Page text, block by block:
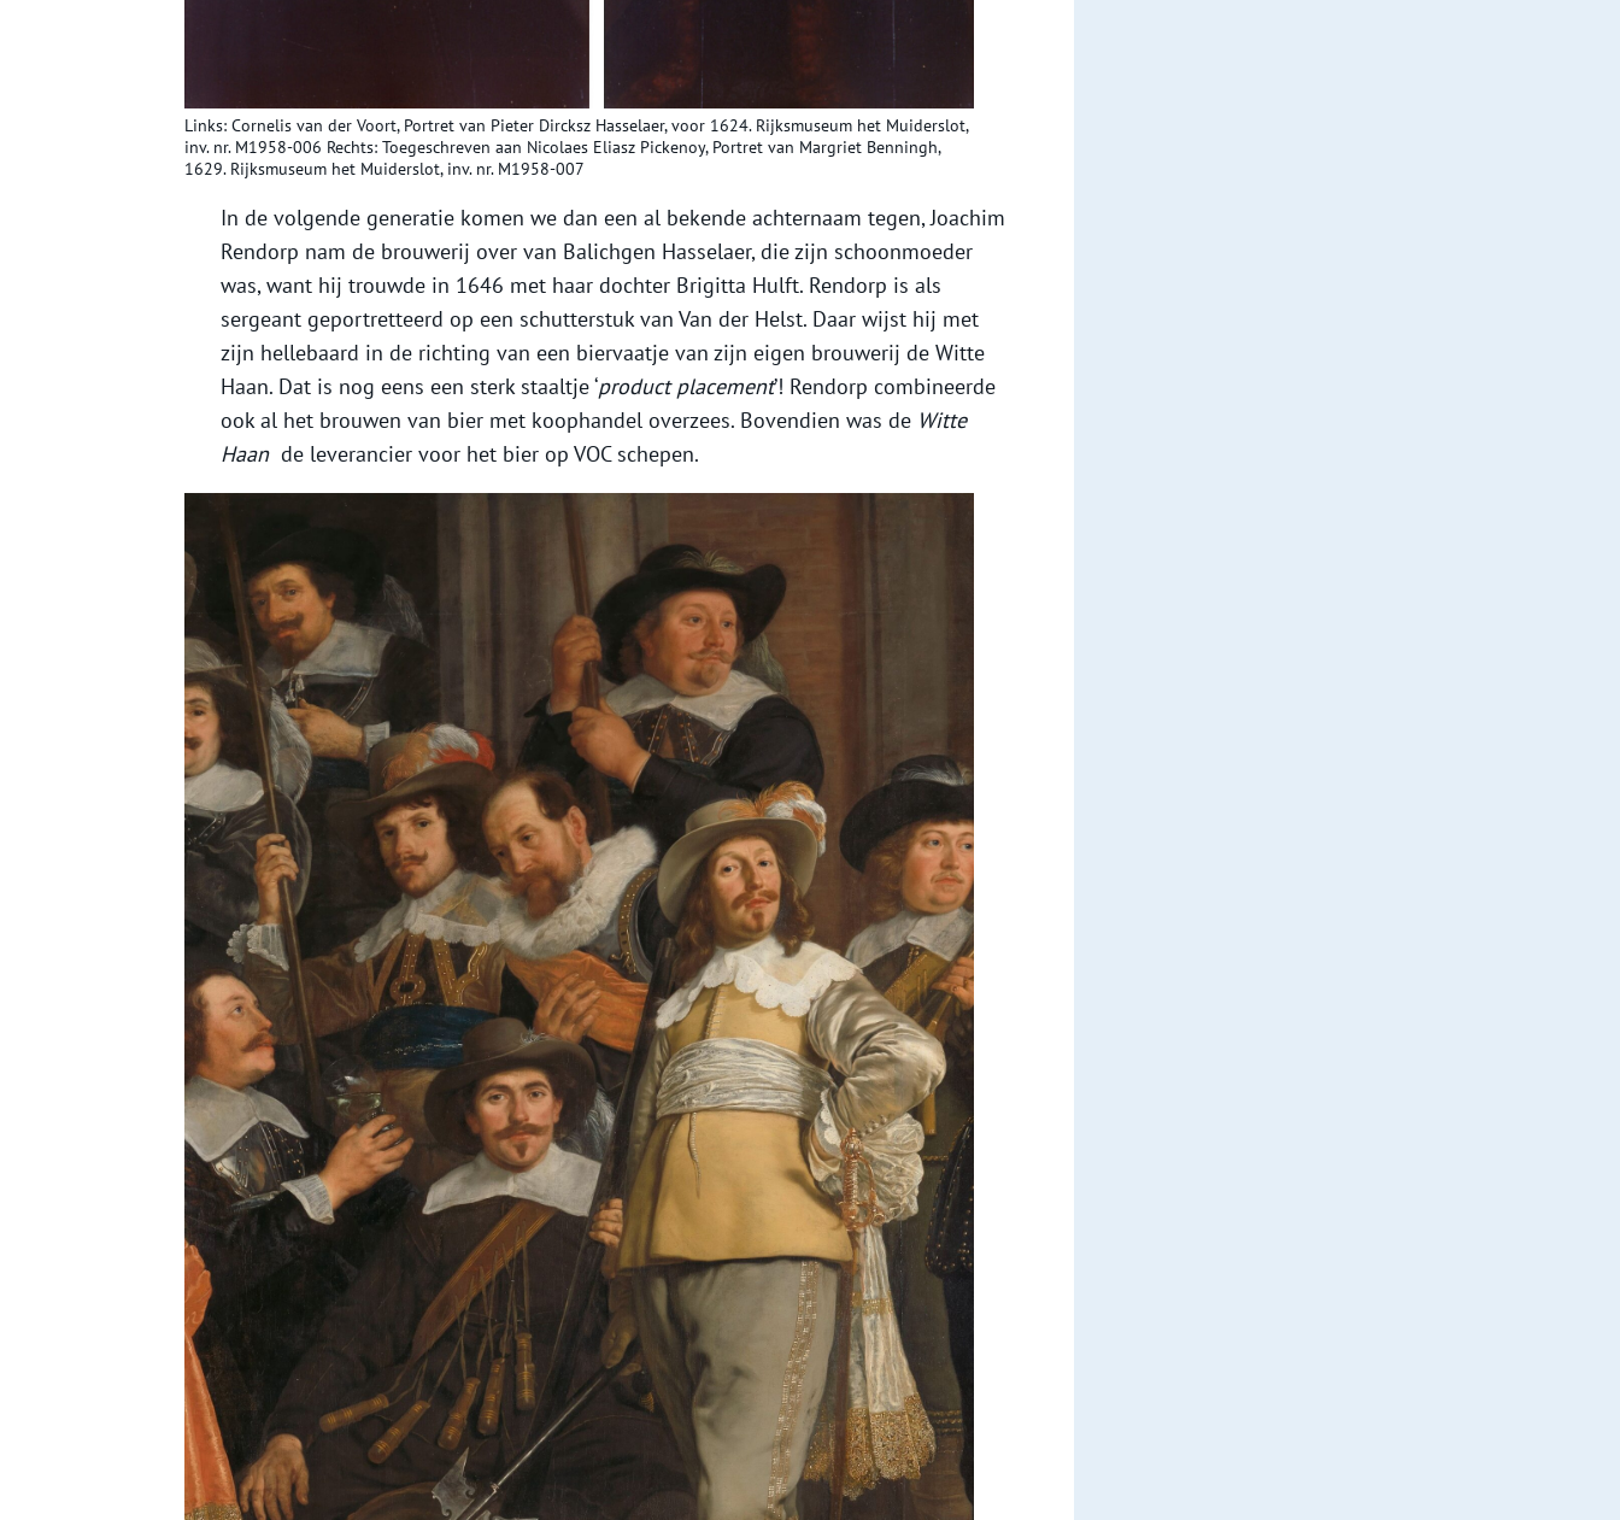
Links: Cornelis van der Voort, Portret van Pieter Dircksz Hasselaer, voor 1624. Rijksmuseum het Muiderslot,
inv. nr. M1958-006 Rechts: Toegeschreven aan Nicolaes Eliasz Pickenoy, Portret van Margriet Benningh,
1629. Rijksmuseum het Muiderslot, inv. nr. M1958-007
In de volgende generatie komen we dan een al bekende achternaam tegen, Joachim
Rendorp nam de brouwerij over van Balichgen Hasselaer, die zijn schoonmoeder
was, want hij trouwde in 1646 met haar dochter Brigitta Hulft. Rendorp is als
sergeant geportretteerd op een schutterstuk van Van der Helst. Daar wijst hij met
zijn hellebaard in de richting van een biervaatje van zijn eigen brouwerij de Witte
Haan. Dat is nog eens een sterk staaltje ‘product placement’! Rendorp combineerde
ook al het brouwen van bier met koophandel overzees. Bovendien was de Witte
Haan de leverancier voor het bier op VOC schepen.